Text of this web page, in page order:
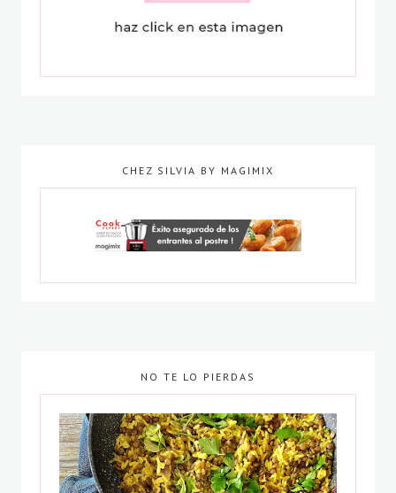
CHEZ SILVIA BY MAGIMIX
NO TE LO PIERDAS